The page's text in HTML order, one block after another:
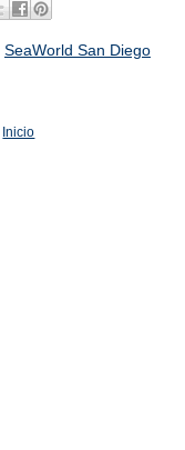
SeaWorld San Diego
Inicio